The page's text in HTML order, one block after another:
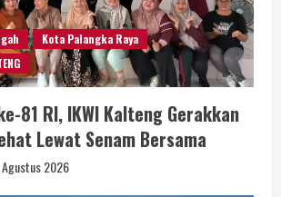
Kota Palangka Raya
81 RI, IKWI Kalteng Gerakkan
Lewat Senam Bersama
2026